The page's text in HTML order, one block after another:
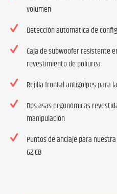
volumen
Detección automática de
Caja de subwoofer resistente
revestimiento de poliurea
Rejilla frontal antigolpes para
Dos asas ergonómicas
manipulación
Puntos de anclaje para
G2 CB